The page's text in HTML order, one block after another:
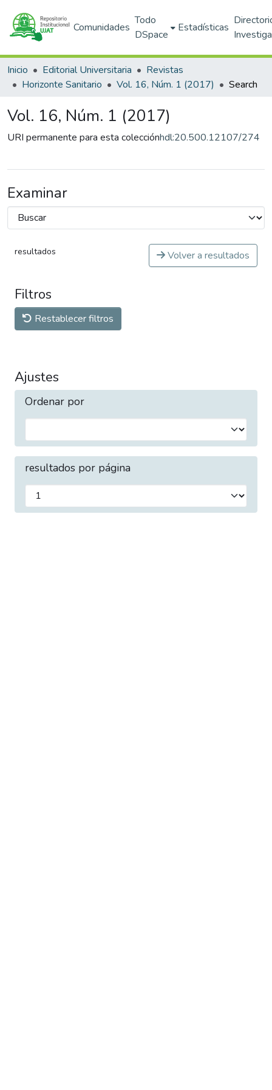
Comunidades
Todo
DSpace
Estadísticas
Inicio Editorial Universitaria
Revistas
Horizonte Sanitario
Vol. 16, Núm. 1 (2017) Search
Vol. 16, Núm. 1 (2017)
URI permanente para esta colecciónhdl:20.500.12107/274
Examinar
resultados Volver a resultados
Filtros
Restablecer filtros
Ajustes
Ordenar por
resultados por página